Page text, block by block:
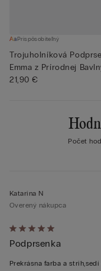
Prispôsobiteľný
Trojuholníková
Emma z Prírodnej
21,90 €
Počet
Hodnotenie:
5
z 5
Katarina N
Overený nákupca
Podprsenka
Prekrásna farba a